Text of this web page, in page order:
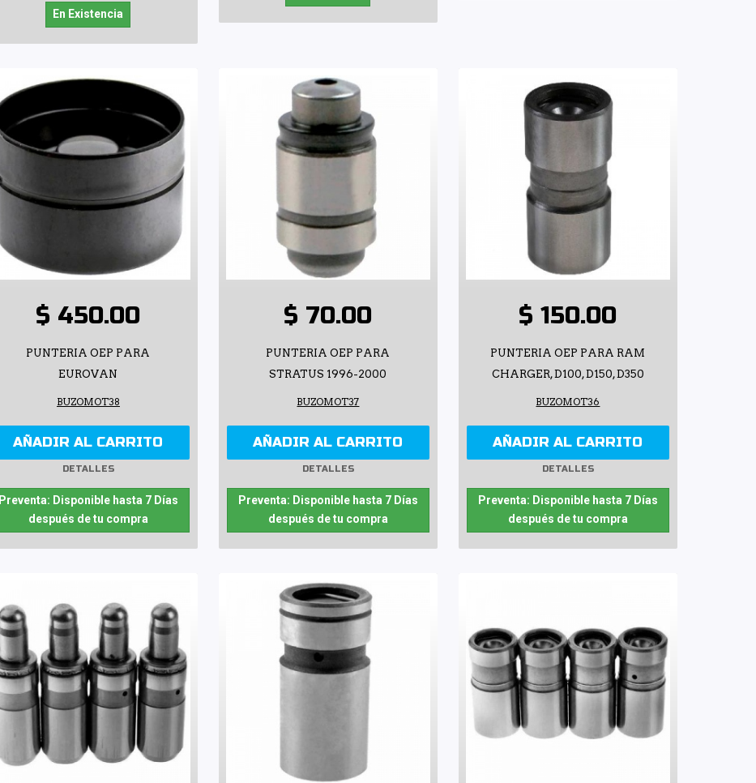
En Existencia
$ 450.00
PUNTERIA OEP PARA
EUROVAN
BUZOMOT38
AÑADIR AL CARRITO
DETALLES
Preventa: Disponible hasta 7 Días
después de tu compra
$ 70.00
PUNTERIA OEP PARA
STRATUS 1996-2000
BUZOMOT37
AÑADIR AL CARRITO
DETALLES
Preventa: Disponible hasta 7 Días
después de tu compra
$ 150.00
PUNTERIA OEP PARA RAM
CHARGER, D100, D150, D350
BUZOMOT36
AÑADIR AL CARRITO
DETALLES
Preventa: Disponible hasta 7 Días
después de tu compra